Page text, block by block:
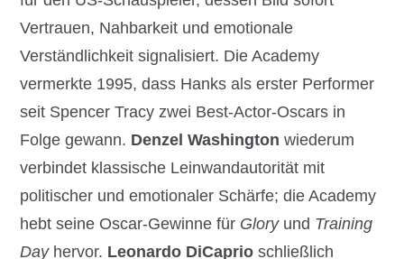
Vertrauen, Nahbarkeit und emotionale
Verständlichkeit signalisiert. Die Academy
vermerkte 1995, dass Hanks als erster Performer
seit Spencer Tracy zwei Best-Actor-Oscars in
Folge gewann. Denzel Washington wiederum
verbindet klassische Leinwandautorität mit
politischer und emotionaler Schärfe; die Academy
hebt seine Oscar-Gewinne für Gloryund Training
Dayhervor. Leonardo DiCaprio schließlich